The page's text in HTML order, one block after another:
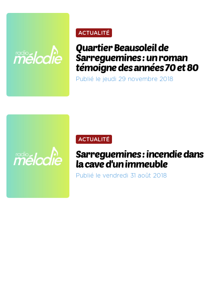
ACTUALITÉ
Quartier Beausoleil de
Sarreguemines : un roman
témoigne des années 70 et 80
Publié le jeudi 29 novembre 2018
ACTUALITÉ
Sarreguemines : incendie dans
la cave d'un immeuble
Publié le vendredi 31 août 2018